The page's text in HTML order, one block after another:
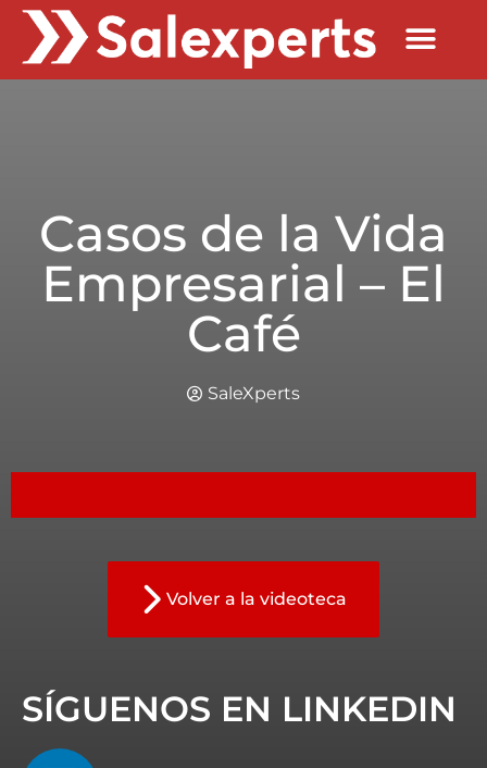
Casos de la Vida
Empresarial – El
Café
SaleXperts
Volver a la videoteca
SÍGUENOS EN LINKEDIN